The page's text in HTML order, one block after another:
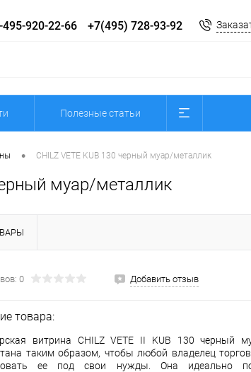
495-920-22-66 +7(495) 728-93-92
Полезные статьи
• CHILZ VETE KUB 130 черный муар/металлик
муар/металлик
0 Добавить отзыв
товара:
витрина CHILZ VETE II KUB 130 черный
таким образом, чтобы любой владелец
ее под свои нужды. Она идеально